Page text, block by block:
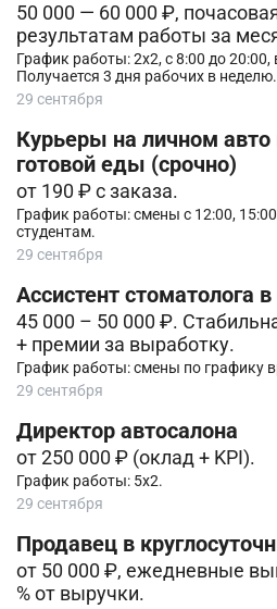
50 000 — 60 000 ₽,
результатам работы за
График работы: 2х2, с 8:00 до
Получается 3 дня рабочих в неделю.
29 сентября
Курьеры на личном авто
готовой еды (срочно)
от 190 ₽ с заказа.
График работы: смены с 12:00,
студентам.
29 сентября
Ассистент стоматолога
45 000 – 50 000 ₽.
+ премии за выработку.
График работы: смены по графику
29 сентября
Директор автосалона
от 250 000 ₽ (оклад + KPI).
График работы: 5х2.
29 сентября
Продавец в
от 50 000 ₽, ежедневные
% от выручки.